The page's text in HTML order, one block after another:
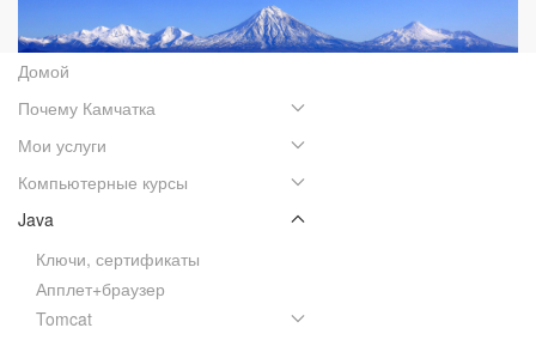
Домой
Почему Камчатка
Мои услуги
Компьютерные курсы
Java
Ключи, сертификаты
Апплет+браузер
Tomcat